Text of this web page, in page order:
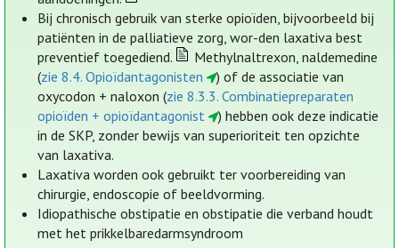
Bij chronisch gebruik van sterke opioïden, bijvoorbeeld bij
patiënten in de palliatieve zorg, wor-den laxativa best
preventief toegediend.
Methylnaltrexon, naldemedine
(zie 8.4. Opioïdantagonisten
) of de associatie van
oxycodon + naloxon (zie 8.3.3. Combinatiepreparaten
opioïden + opioïdantagonist
) hebben ook deze indicatie
in de SKP, zonder bewijs van superioriteit ten opzichte
van laxativa.
Laxativa worden ook gebruikt ter voorbereiding van
chirurgie, endoscopie of beeldvorming.
Idiopathische obstipatie en obstipatie die verband houdt
met het prikkelbaredarmsyndroom